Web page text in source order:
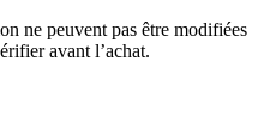
ne peuvent pas être modifiées
avant l’achat.